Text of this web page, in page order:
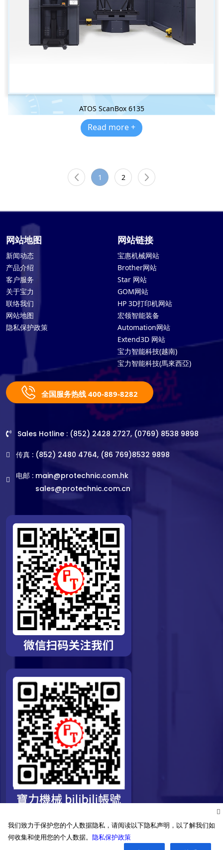
ATOS ScanBox 6135
Read more +
1 2
网站地图
新闻动态
产品介绍
客户服务
关于宝力
联络我们
网站地图
隐私保护政策
网站链接
宝惠机械网站
Brother网站
Star 网站
GOM网站
HP 3D打印机网站
宏领智能装备
Automation网站
Extend3D 网站
宝力智能科技(越南)
宝力智能科技(馬來西亞)
全国服务热线 400-889-8282
Sales Hotline : (852) 2428 2727, (0769) 8538 9898
传真 : (852) 2480 4764, (86 769)8532 9898
电邮 : main@protechnic.com.hk
sales@protechnic.com.cn
我们致力于保护您的个人数据隐私，请阅读以下隐私声明，以了解我们如
何收集和使用您的个人数据。 隐私保护政策